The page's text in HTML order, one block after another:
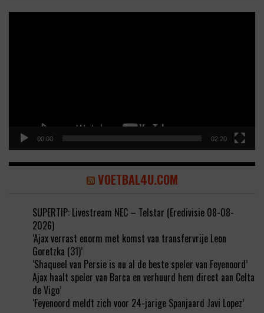
00:00 02:20
VOETBAL4U.COM
SUPERTIP: Livestream NEC – Telstar (Eredivisie 08-08-
2026)
‘Ajax verrast enorm met komst van transfervrije Leon
Goretzka (31)’
‘Shaqueel van Persie is nu al de beste speler van Feyenoord’
Ajax haalt speler van Barca en verhuurd hem direct aan Celta
de Vigo’
‘Feyenoord meldt zich voor 24-jarige Spanjaard Javi Lopez’